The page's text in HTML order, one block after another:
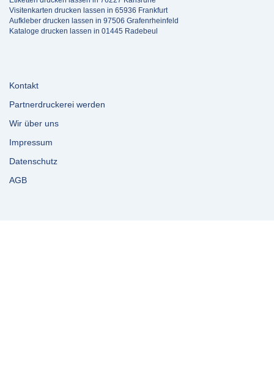
Visitenkarten drucken lassen in 65936 Frankfurt
Aufkleber drucken lassen in 97506 Grafenrheinfeld
Kataloge drucken lassen in 01445 Radebeul
Kontakt
Partnerdruckerei werden
Wir über uns
Impressum
Datenschutz
AGB